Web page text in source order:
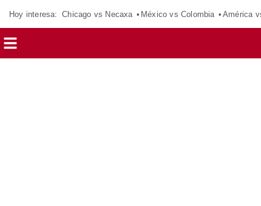
Hoy interesa: Chicago vs Necaxa México vs Colombia América